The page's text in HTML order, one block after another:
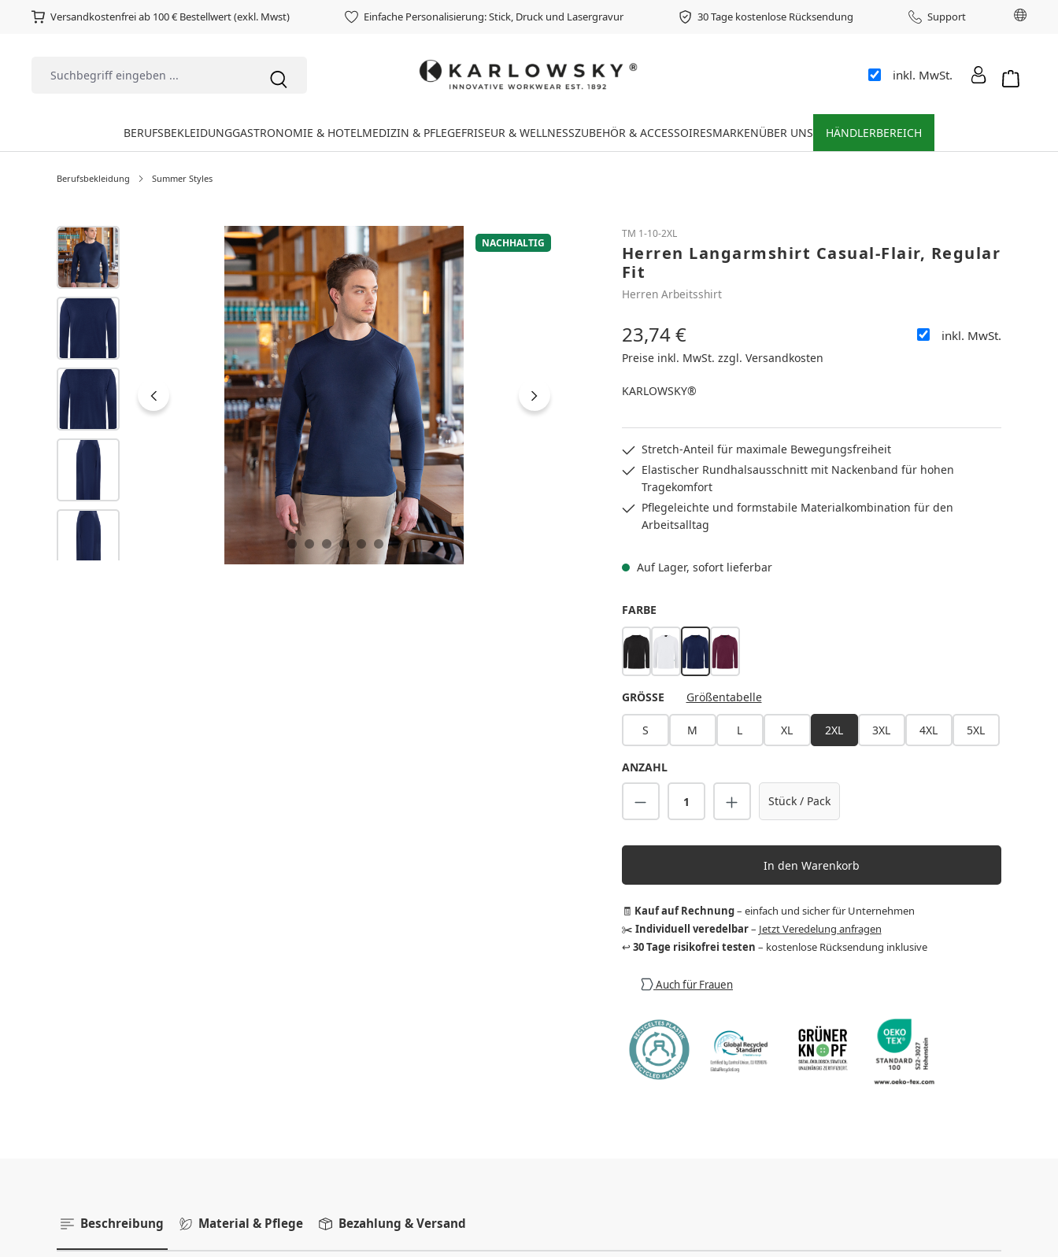
Versandkostenfrei ab 100 € Bestellwert (exkl. Mwst) Einfache Personalisierung: Stick, Druck und Lasergravur 30 Tage kostenlose Rücksendung Support
inkl. MwSt.
BERUFSBEKLEIDUNGGASTRONOMIE & HOTELMEDIZIN & PFLEGEFRISEUR & WELLNESSZUBEHÖR & ACCESSOIRESMARKENÜBER UNS HÄNDLERBEREICH
Berufsbekleidung Summer Styles
Bildergalerie überspringen
NACHHALTIG
TM 1-10-2XL
Herren Langarmshirt Casual-Flair, Regular
Fit
Herren Arbeitsshirt
Regulärer Preis:
23,74 € inkl. MwSt.
Preise inkl. MwSt. zzgl. Versandkosten
KARLOWSKY®
Stretch-Anteil für maximale Bewegungsfreiheit
Elastischer Rundhalsausschnitt mit Nackenband für hohen
Tragekomfort
Pflegeleichte und formstabile Materialkombination für den
Arbeitsalltag
Auf Lager, sofort lieferbar
FARBEAUSWÄHLEN
schwarzweiß marine aubergine
GRÖSSE AUSWÄHLEN
Größentabelle
S M L XL 2XL 3XL 4XL 5XL
ANZAHL
Produkt Anzahl: Gib den gewünschten Wert
Stück / Pack
In den Warenkorb
🧾 Kauf auf Rechnung– einfach und sicher für Unternehmen
✂️ Individuell veredelbar– Jetzt Veredelung anfragen
↩️ 30 Tage risikofrei testen – kostenlose Rücksendung inklusive
Auch für Frauen
Beschreibung Material & Pflege Bezahlung & Versand